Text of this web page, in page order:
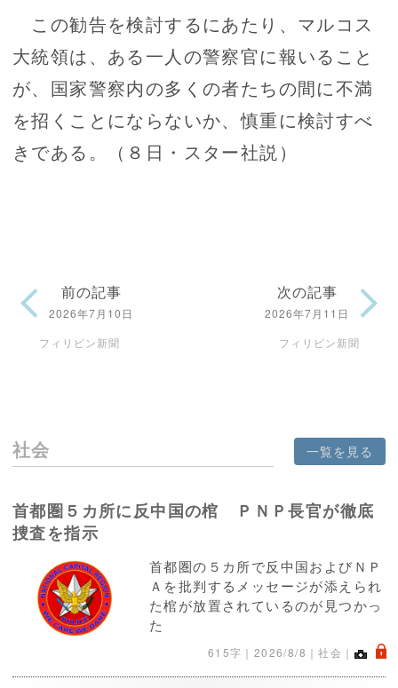
この勧告を検討するにあたり、マルコス
大統領は、ある一人の警察官に報いること
が、国家警察内の多くの者たちの間に不満
を招くことにならないか、慎重に検討すべ
きである。（８日・スター社説）
前の記事
2026年7月10日
フィリピン新聞
次の記事
2026年7月11日
フィリピン新聞
社会 一覧を見る
首都圏５カ所に反中国の棺 ＰＮＰ長官が徹底
捜査を指示
首都圏の５カ所で反中国およびＮＰ
Ａを批判するメッセージが添えられ
た棺が放置されているのが見つかっ
た
615字｜ 2026/8/8 ｜社会｜ .